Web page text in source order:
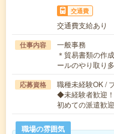
交通費
交通費支給あり
仕事内容
一般事務
＊貿易書類の作
ールのやり取り
応募資格
職種未経験OK /
◆未経験者歓迎
初めての派遣歓迎
職場の雰囲気